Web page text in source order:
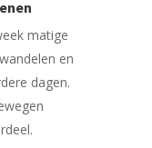
matige
en
dagen.